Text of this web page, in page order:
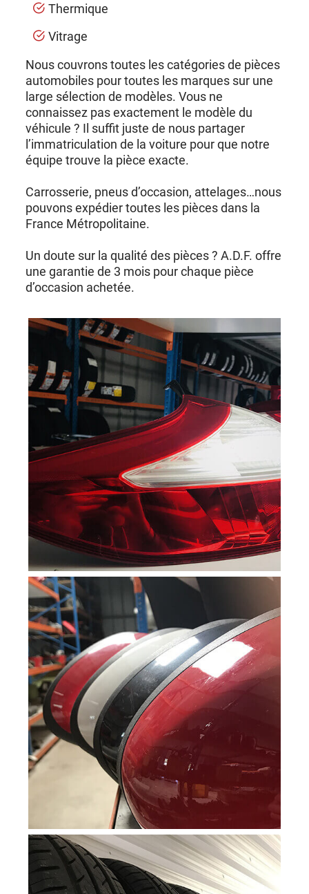
Thermique
Vitrage
Nous couvrons toutes les catégories de pièces
automobiles pour toutes les marques sur une
large sélection de modèles. Vous ne
connaissez pas exactement le modèle du
véhicule ? Il suffit juste de nous partager
l’immatriculation de la voiture pour que notre
équipe trouve la pièce exacte.
Carrosserie, pneus d’occasion, attelages…nous
pouvons expédier toutes les pièces dans la
France Métropolitaine.
Un doute sur la qualité des pièces ? A.D.F. offre
une garantie de 3 mois pour chaque pièce
d’occasion achetée.